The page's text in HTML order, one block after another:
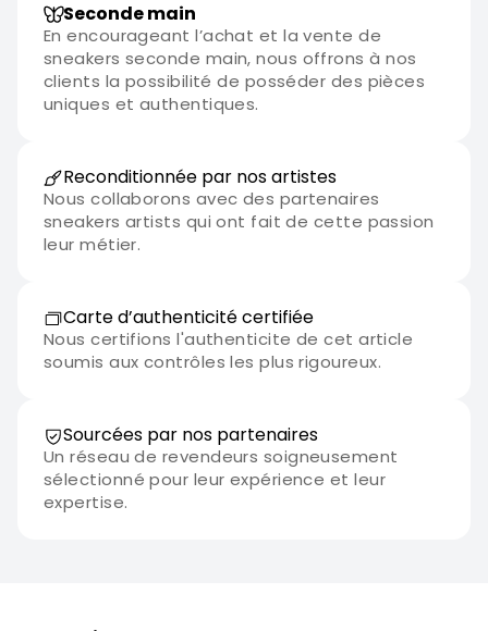
Seconde main
En encourageant l’achat et la vente de
sneakers seconde main, nous offrons à nos
clients la possibilité de posséder des pièces
uniques et authentiques.
Reconditionnée par nos artistes
Nous collaborons avec des partenaires
sneakers artists qui ont fait de cette passion
leur métier.
Carte d’authenticité certifiée
Nous certifions l'authenticite de cet article
soumis aux contrôles les plus rigoureux.
Sourcées par nos partenaires
Un réseau de revendeurs soigneusement
sélectionné pour leur expérience et leur
expertise.